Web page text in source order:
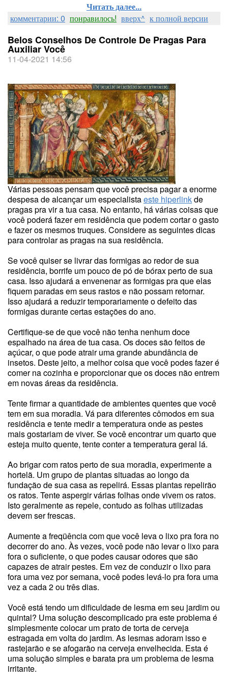
Читать далее...
комментарии: 0 понравилось! вверх^ к полной версии
Belos Conselhos De Controle De Pragas Para
Auxiliar Você
11-04-2021 14:56
Várias pessoas pensam que você precisa pagar a enorme
despesa de alcançar um especialistaeste hiperlinkde
pragas pra vir a tua casa. No entanto, há várias coisas que
você poderá fazer em residência que podem cortar o gasto
e fazer os mesmos truques. Considere as seguintes dicas
para controlar as pragas na sua residência.
Se você quiser se livrar das formigas ao redor de sua
residência, borrife um pouco de pó de bórax perto de sua
casa. Isso ajudará a envenenar as formigas pra que elas
fiquem paradas em seus rastos e não possam retornar.
Isso ajudará a reduzir temporariamente o defeito das
formigas durante certas estações do ano.
Certifique-se de que você não tenha nenhum doce
espalhado na área de tua casa. Os doces são feitos de
açúcar, o que pode atrair uma grande abundância de
insetos. Deste jeito, a melhor coisa que você podes fazer é
comer na cozinha e proporcionar que os doces não entrem
em novas áreas da residência.
Tente firmar a quantidade de ambientes quentes que você
tem em sua moradia. Vá para diferentes cômodos em sua
residência e tente medir a temperatura onde as pestes
mais gostariam de viver. Se você encontrar um quarto que
esteja muito quente, tente conter a temperatura geral lá.
Ao brigar com ratos perto de sua moradia, experimente a
hortelã. Um grupo de plantas situadas ao longo da
fundação de sua casa as repelirá. Essas plantas repelirão
os ratos. Tente aspergir várias folhas onde vivem os ratos.
Isto geralmente as repele, contudo as folhas utilizadas
devem ser frescas.
Aumente a freqüência com que você leva o lixo pra fora no
decorrer do ano. Às vezes, você pode não levar o lixo para
fora o suficiente, o que podes causar odores que são
capazes de atrair pestes. Em vez de conduzir o lixo para
fora uma vez por semana, você podes levá-lo pra fora uma
vez a cada 2 ou três dias.
Você está tendo um dificuldade de lesma em seu jardim ou
quintal? Uma solução descomplicado pra este problema é
simplesmente colocar um prato de torta de cerveja
estragada em volta do jardim. As lesmas adoram isso e
rastejarão e se afogarão na cerveja envelhecida. Esta é
uma solução simples e barata pra um problema de lesma
irritante.